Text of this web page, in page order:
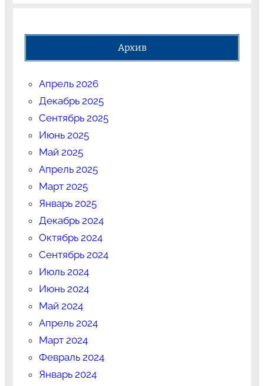
Архив
Апрель 2026
Декабрь 2025
Сентябрь 2025
Июнь 2025
Май 2025
Апрель 2025
Март 2025
Январь 2025
Декабрь 2024
Октябрь 2024
Сентябрь 2024
Июль 2024
Июнь 2024
Май 2024
Апрель 2024
Март 2024
Февраль 2024
Январь 2024